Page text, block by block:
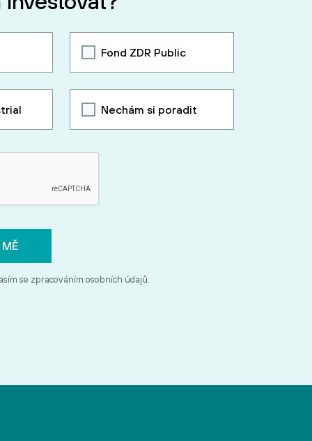
Fond ZDR Public
Nechám si poradit
se zpracováním osobních údajů.